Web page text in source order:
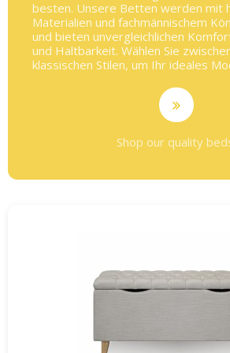
besten. Unsere Betten werden mit
Materialien und fachmännischem
und bieten unvergleichlichen
und Haltbarkeit. Wählen Sie
klassischen Stilen, um Ihr ideales
Shop our quality